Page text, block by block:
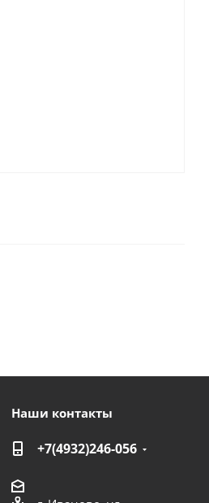
Наши контакты
+7(4932)246-056